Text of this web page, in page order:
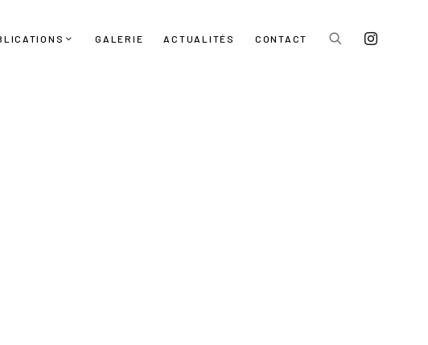
GALERIE ACTUALITÉS CONTACT